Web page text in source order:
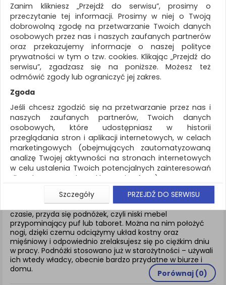
KATEGORIE
WSZYSTKIE KATEGORIE
FILTRY
Więcej
REKLAMA
AKTUALNOŚCI
Wyposażenie biura Podnóżki i taborety
ZNALEZIONYCH PRODUKTÓW: 23
PODNÓŻKI I TABORETY
Aby odpowiednio wypocząć i zrelaksować się w wolnym
czasie, przyda się podnóżek, czyli niski mebel
przypominający puf lub taboret. Można na nim położyć
nogi, dzięki czemu odciążymy układ kostny oraz
mięśniowy i odpowiednio zrelaksujesz się po ciężkim dniu
w pracy. Podnóżki stosowano już w starożytności – używali
ich wtedy władcy, obecnie bardzo przydatne w biurze i
domu.
Porównaj (0)
Zanim klikniesz „Przejdź do serwisu”, prosimy o
przeczytanie tej informacji. Prosimy w niej o Twoją
dobrowolną zgodę na przetwarzanie Twoich danych
osobowych przez nas i naszych zaufanych partnerów
oraz przekazujemy informacje o naszej polityce
prywatności w tym o tzw. cookies. Klikając „Przejdź do
serwisu”, zgadzasz się na poniższe. Możesz też
odmówić zgody lub ograniczyć jej zakres.
Zgoda
Jeśli chcesz zgodzić się na przetwarzanie przez nas i
naszych zaufanych partnerów, Twoich danych
osobowych, które udostępniasz w historii
przeglądania stron i aplikacji internetowych, w celach
marketingowych (obejmujących zautomatyzowaną
analizę Twojej aktywności na stronach internetowych
w celu ustalenia Twoich potencjalnych zainteresowań
dla dostosowania reklamy i oferty), w tym na
umieszczanie tzw. cookies na Twoich urządzeniach i
ich odczytywanie, kliknij przycisk „Przejdź do serwisu”.
Jeśli nie chcesz wyrazić zgody lub ograniczyć jej
zakres, kliknij „Szczegóły”, gdzie znajdziesz wszelkie
informacje o tym jak to zrobić . Te same informacje
znajdziesz także na podstronie z naszą polityką
prywatności obowiązującą od 25 maja 2018.
W przypadku użytkowników zalogowanych, aby
umożliwić prawidłową realizację Umowy z Państwem i
Szczegóły PRZEJDŹ DO SERWISU